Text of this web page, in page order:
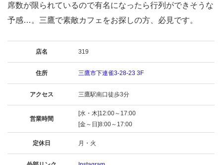
席数が限られているので有名になったら行列ができそうな
予感…。三鷹で素敵カフェをお探しの方、必見です。
店名 319
住所 三鷹市下連雀3-28-23 3F
アクセス 三鷹駅南口徒歩3分
営業時間
[水・木]12:00～17:00
[金～日]8:00～17:00
定休日 月・火